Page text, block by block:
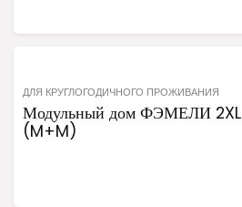
ДЛЯ КРУГЛОГОДИЧНОГО ПРОЖИВАНИЯ
Модульный дом ФЭМЕЛИ 2XL
(M+M)